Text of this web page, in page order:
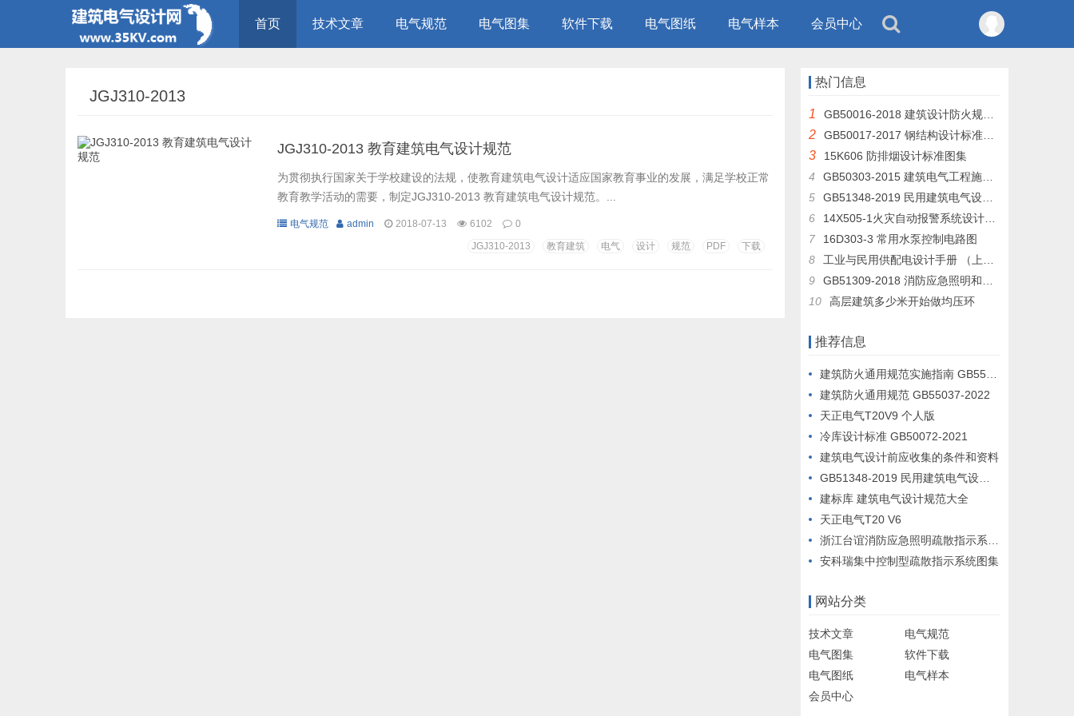
首页 技术文章 电气规范 电气图集 软件下载 电气图纸 电气样本 会员中心
JGJ310-2013
JGJ310-2013 教育建筑电气设计规范
为贯彻执行国家关于学校建设的法规，使教育建筑电气设计适应国家教育事业的发展，满足学校正常
教育教学活动的需要，制定JGJ310-2013 教育建筑电气设计规范。...
电气规范 admin 2018-07-13 6102
0
JGJ310-2013
教育建筑 电气 设计 规范 PDF 下载
热门信息
1 GB50016-2018 建筑设计防火规范 （GB50016-2014修订版）
2 GB50017-2017 钢结构设计标准及条文说明
3
15K606 防排烟设计标准图集
4
GB50303-2015 建筑电气工程施工质量验收规范
5
GB51348-2019 民用建筑电气设计标准
6
14X505-1火灾自动报警系统设计规范图示
7
16D303-3 常用水泵控制电路图
8
工业与民用供配电设计手册 （上册 下层）
9
GB51309-2018 消防应急照明和疏散指示系统技术规范
10
高层建筑多少米开始做均压环
推荐信息
建筑防火通用规范实施指南 GB55037-2022
建筑防火通用规范 GB55037-2022
天正电气T20V9 个人版
冷库设计标准 GB50072-2021
建筑电气设计前应收集的条件和资料
GB51348-2019 民用建筑电气设计标准
建标库 建筑电气设计规范大全
天正电气T20 V6
浙江台谊消防应急照明疏散指示系统设计例图
安科瑞集中控制型疏散指示系统图集
网站分类
技术文章
电气规范
电气图集
软件下载
电气图纸
电气样本
会员中心